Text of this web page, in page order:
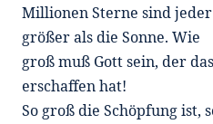
Millionen Sterne sind
größer als die Sonne. Wie
groß muß Gott sein, der
erschaffen hat!
So groß die Schöpfung ist,